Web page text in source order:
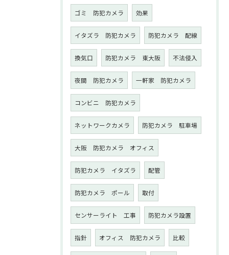
ゴミ 防犯カメラ 効果
イタズラ 防犯カメラ 防犯カメラ 配線
換気口 防犯カメラ 東大阪 不法侵入
夜間 防犯カメラ 一軒家 防犯カメラ
コンビニ 防犯カメラ
ネットワークカメラ 防犯カメラ 駐車場
大阪 防犯カメラ オフィス
防犯カメラ イタズラ 配管
防犯カメラ ポール 取付
センサーライト 工事 防犯カメラ設置
指針 オフィス 防犯カメラ 比較